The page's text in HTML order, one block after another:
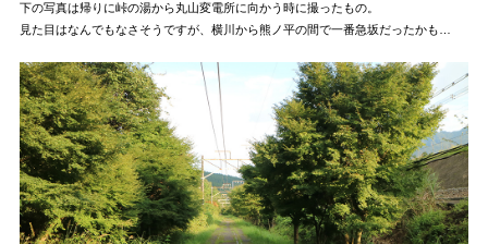
下の写真は帰りに峠の湯から丸山変電所に向かう時に撮ったもの。
見た目はなんでもなさそうですが、横川から熊ノ平の間で一番急坂だったかも…